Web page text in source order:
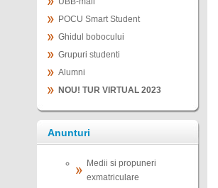
POCU Smart Student
Ghidul bobocului
Grupuri studenti
Alumni
NOU! TUR VIRTUAL 2023
Anunturi
Medii si propuneri
exmatriculare